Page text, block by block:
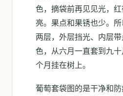
色，摘袋前再见见光，
亮。果点和果锈也少。
两层，外层挡光、内层
色，从六月一直套到九
个月挂在树上。
葡萄套袋图的是干净和